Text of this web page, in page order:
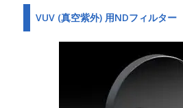
VUV (真空紫外) 用NDフィルター